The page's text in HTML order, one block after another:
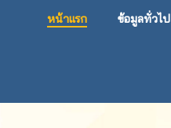
หน้าแรก ข้อมูลทั่วไป